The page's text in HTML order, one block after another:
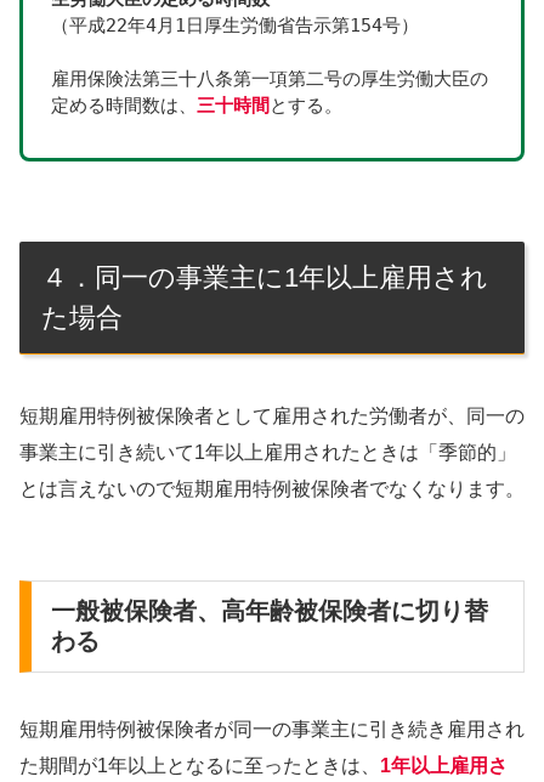
（平成22年4月1日厚生労働省告示第154号）
雇用保険法第三十八条第一項第二号の厚生労働大臣の
定める時間数は、 三十時間 とする。
４．同一の事業主に1年以上雇用され
た場合
短期雇用特例被保険者として雇用された労働者が、同一の
事業主に引き続いて1年以上雇用されたときは「季節的」
とは言えないので短期雇用特例被保険者でなくなります。
一般被保険者、高年齢被保険者に切り替
わる
短期雇用特例被保険者が同一の事業主に引き続き雇用され
た期間が1年以上となるに至ったときは、 1年以上雇用さ